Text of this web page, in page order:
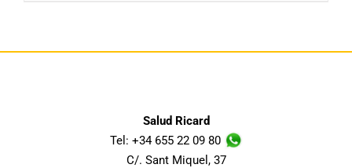
Salud Ricard
Tel: +34 655 22 09 80
C/. Sant Miquel, 37